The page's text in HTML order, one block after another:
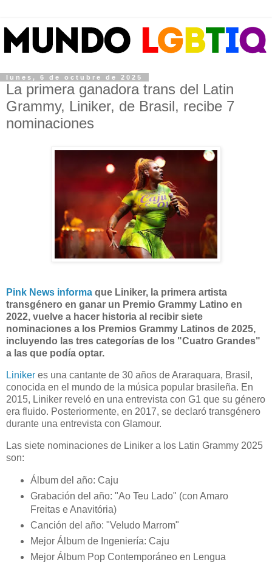
lunes, 6 de octubre de 2025
La primera ganadora trans del Latin
Grammy, Liniker, de Brasil, recibe 7
nominaciones
Pink News informa que Liniker, la primera artista
transgénero en ganar un Premio Grammy Latino en
2022, vuelve a hacer historia al recibir siete
nominaciones a los Premios Grammy Latinos de 2025,
incluyendo las tres categorías de los "Cuatro Grandes"
a las que podía optar.
Liniker es una cantante de 30 años de Araraquara, Brasil,
conocida en el mundo de la música popular brasileña. En
2015, Liniker reveló en una entrevista con G1 que su género
era fluido. Posteriormente, en 2017, se declaró transgénero
durante una entrevista con Glamour.
Las siete nominaciones de Liniker a los Latin Grammy 2025
son:
Álbum del año: Caju
Grabación del año: "Ao Teu Lado" (con Amaro
Freitas e Anavitória)
Canción del año: "Veludo Marrom"
Mejor Álbum de Ingeniería: Caju
Mejor Álbum Pop Contemporáneo en Lengua